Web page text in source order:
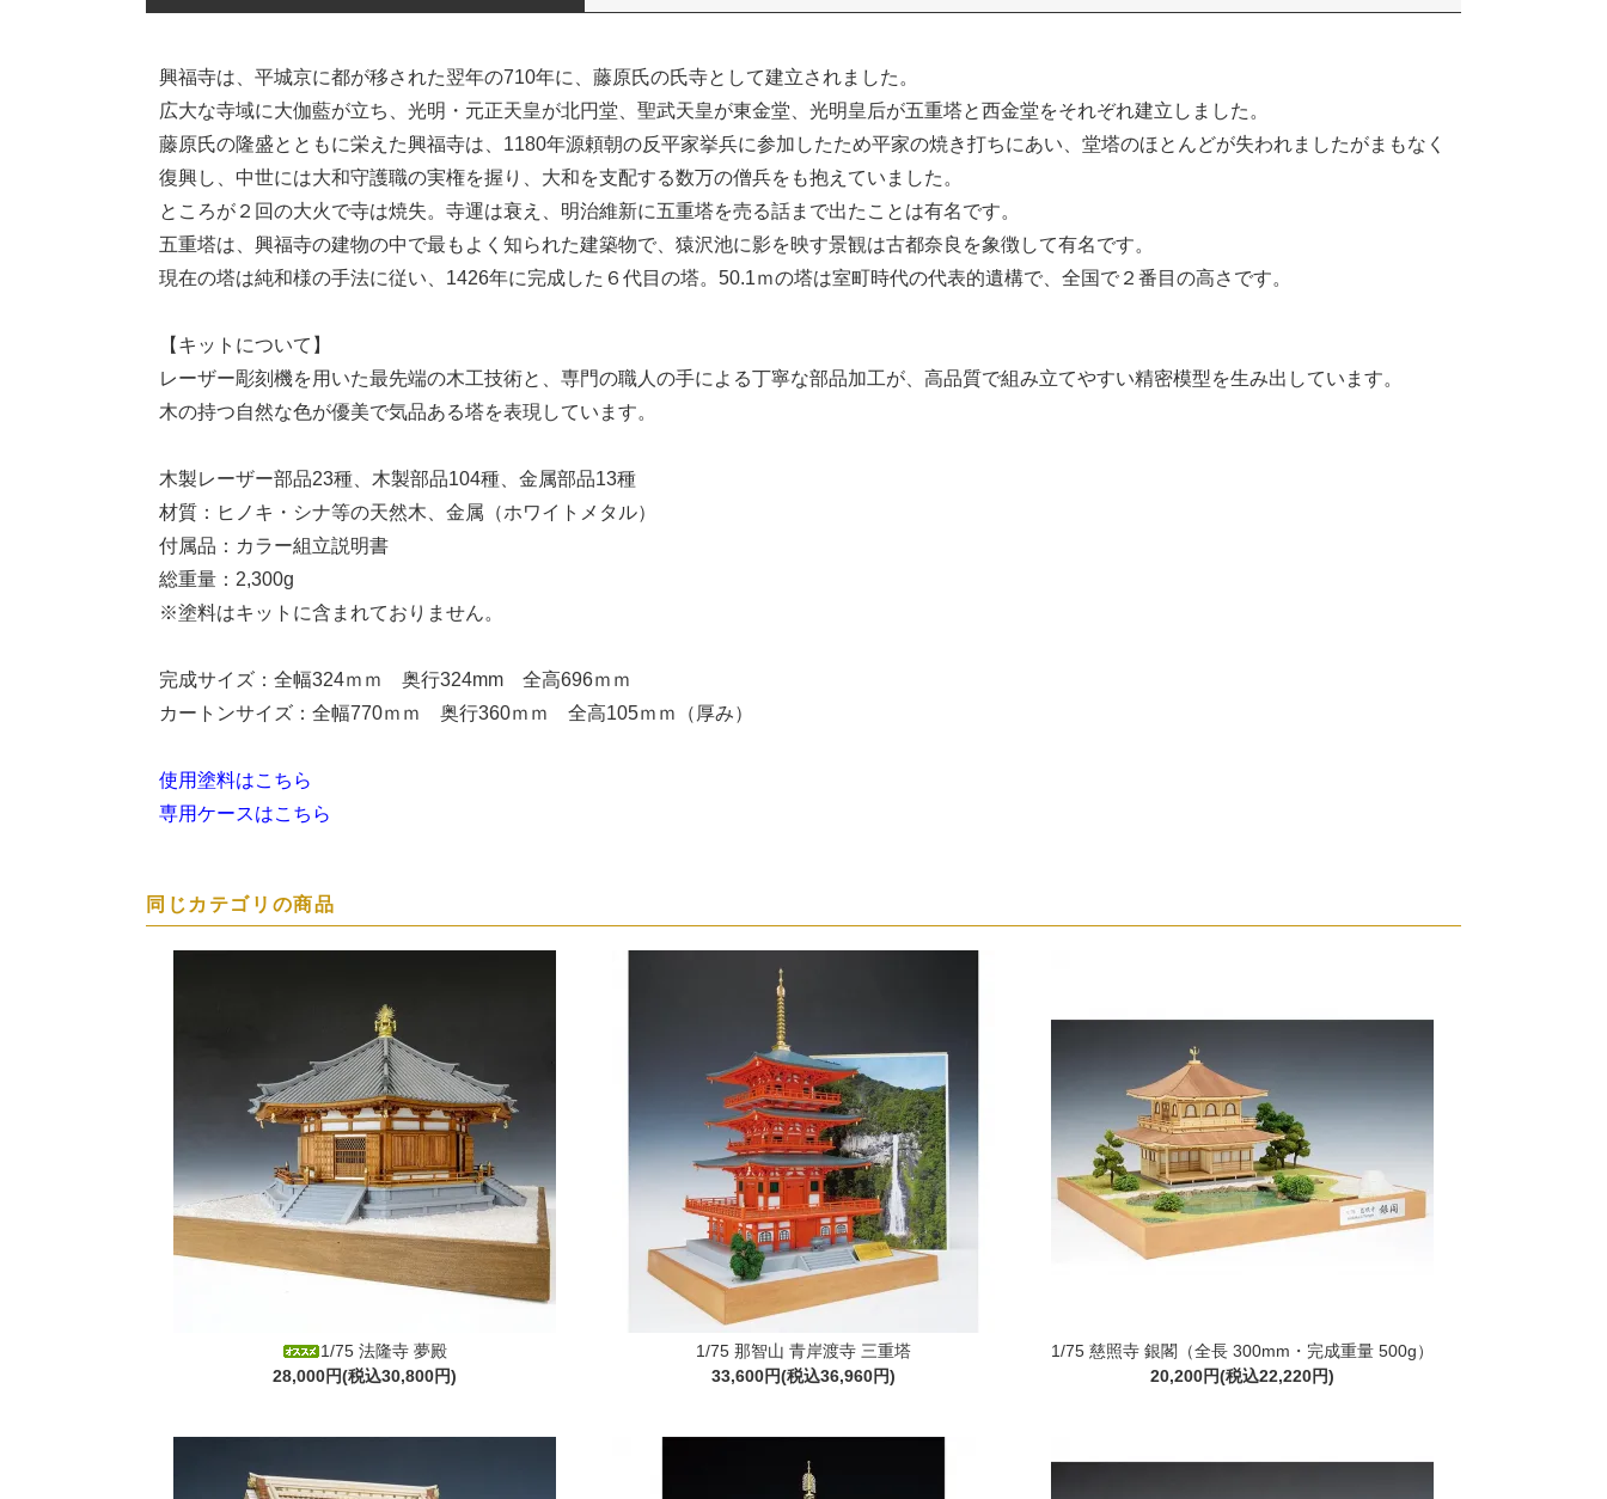
興福寺は、平城京に都が移された翌年の710年に、藤原氏の氏寺として建立されました。
広大な寺域に大伽藍が立ち、光明・元正天皇が北円堂、聖武天皇が東金堂、光明皇后が五重塔と西金堂をそれぞれ建立しました。
藤原氏の隆盛とともに栄えた興福寺は、1180年源頼朝の反平家挙兵に参加したため平家の焼き打ちにあい、堂塔のほとんどが失われましたがまもなく
復興し、中世には大和守護職の実権を握り、大和を支配する数万の僧兵をも抱えていました。
ところが２回の大火で寺は焼失。寺運は衰え、明治維新に五重塔を売る話まで出たことは有名です。
五重塔は、興福寺の建物の中で最もよく知られた建築物で、猿沢池に影を映す景観は古都奈良を象徴して有名です。
現在の塔は純和様の手法に従い、1426年に完成した６代目の塔。50.1ｍの塔は室町時代の代表的遺構で、全国で２番目の高さです。
【キットについて】
レーザー彫刻機を用いた最先端の木工技術と、専門の職人の手による丁寧な部品加工が、高品質で組み立てやすい精密模型を生み出しています。
木の持つ自然な色が優美で気品ある塔を表現しています。
木製レーザー部品23種、木製部品104種、金属部品13種
材質：ヒノキ・シナ等の天然木、金属（ホワイトメタル）
付属品：カラー組立説明書
総重量：2,300g
※塗料はキットに含まれておりません。
完成サイズ：全幅324ｍｍ 奥行324mm 全高696ｍｍ
カートンサイズ：全幅770ｍｍ 奥行360ｍｍ 全高105ｍｍ（厚み）
使用塗料はこちら
専用ケースはこちら
同じカテゴリの商品
1/75 法隆寺 夢殿
28,000円(税込30,800円)
1/75 那智山 青岸渡寺 三重塔
33,600円(税込36,960円)
1/75 慈照寺 銀閣（全長 300mm・完成重量 500g）
20,200円(税込22,220円)